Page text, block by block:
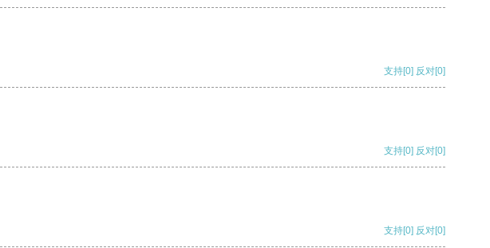
支持[0] 反对[0]
支持[0] 反对[0]
支持[0] 反对[0]